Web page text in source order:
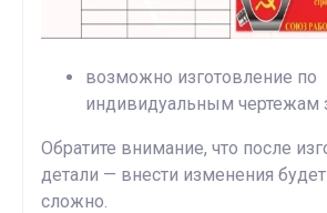
возможно изготовление по
индивидуальным чертежам
Обратите внимание, что после
детали — внести изменения
сложно.